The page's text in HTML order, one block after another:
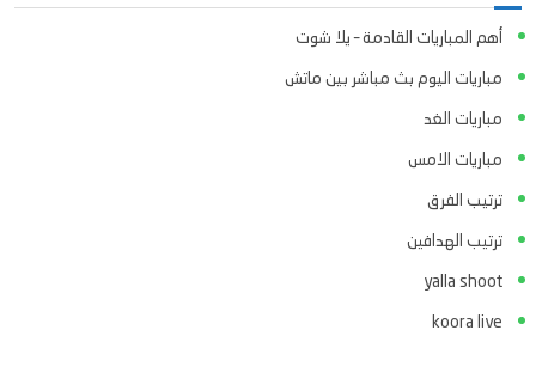
أهم المباريات القادمة – يلا شوت
مباريات اليوم بث مباشر بين ماتش
مباريات الغد
مباريات الامس
ترتيب الفرق
ترتيب الهدافين
yalla shoot
koora live